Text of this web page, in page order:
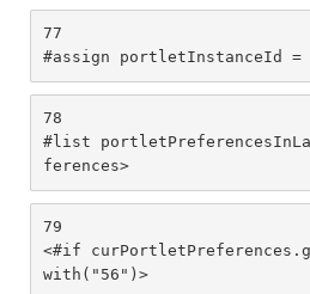
77
#assign portletInstanceId =
78
#list
ferences>
79
<#if